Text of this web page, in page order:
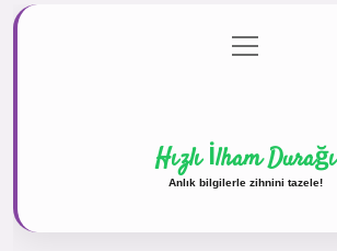
Gizlilik Politikası
menüyü
aç
Hızlı İlham Durağı
Anlık bilgilerle zihnini tazele!